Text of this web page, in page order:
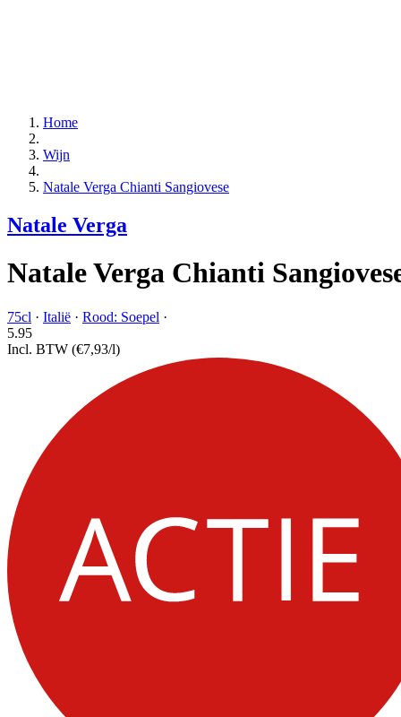
Home
Wijn
Natale Verga Chianti Sangiovese
Natale Verga
Natale Verga Chianti
75cl · Italië · Rood: Soepel ·
5.95
Incl. BTW (€7,93/l)